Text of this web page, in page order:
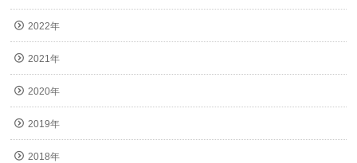
2022年
2021年
2020年
2019年
2018年